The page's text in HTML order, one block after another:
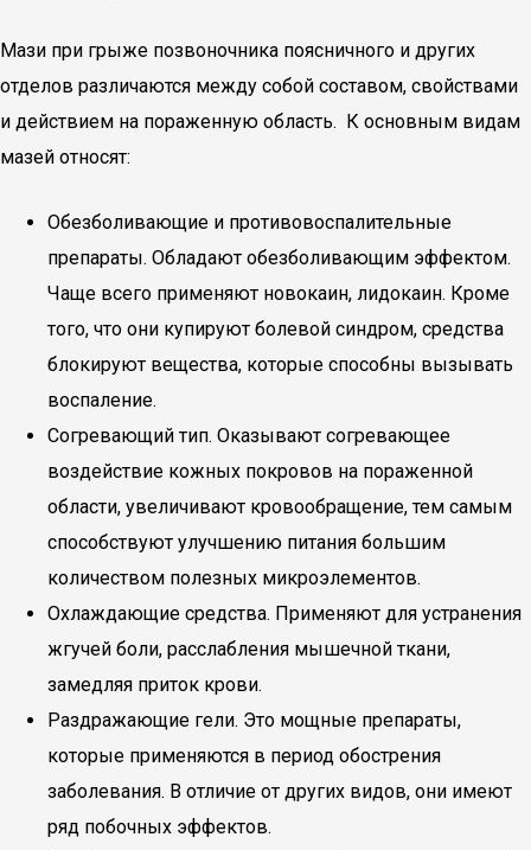
Мази при грыже позвоночника поясничного и других
отделов различаются между собой составом, свойствами
и действием на пораженную область. К основным видам
мазей относят:
Обезболивающие и противовоспалительные
препараты. Обладают обезболивающим эффектом.
Чаще всего применяют новокаин, лидокаин. Кроме
того, что они купируют болевой синдром, средства
блокируют вещества, которые способны вызывать
воспаление.
Согревающий тип. Оказывают согревающее
воздействие кожных покровов на пораженной
области, увеличивают кровообращение, тем самым
способствуют улучшению питания большим
количеством полезных микроэлементов.
Охлаждающие средства. Применяют для устранения
жгучей боли, расслабления мышечной ткани,
замедляя приток крови.
Раздражающие гели. Это мощные препараты,
которые применяются в период обострения
заболевания. В отличие от других видов, они имеют
ряд побочных эффектов.